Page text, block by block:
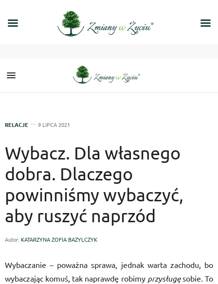
RELACJE 9 LIPCA 2021
Wybacz. Dla własnego
dobra. Dlaczego
powinniśmy wybaczyć,
aby ruszyć naprzód
Autor: KATARZYNA ZOFIA BAZYLCZYK
Wybaczanie – poważna sprawa, jednak warta zachodu, bo
wybaczając komuś, tak naprawdę robimy przysługęsobie. To